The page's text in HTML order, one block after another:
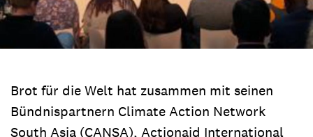
Brot für die Welt hat zusammen mit seinen
Bündnispartnern Climate Action Network
South Asia (CANSA), Actionaid International